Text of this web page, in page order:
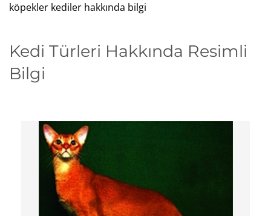
köpekler kediler hakkında bilgi
Kedi Türleri Hakkında Resimli
Bilgi